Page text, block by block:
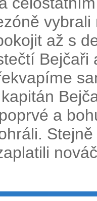
až s
Bejčaři
a